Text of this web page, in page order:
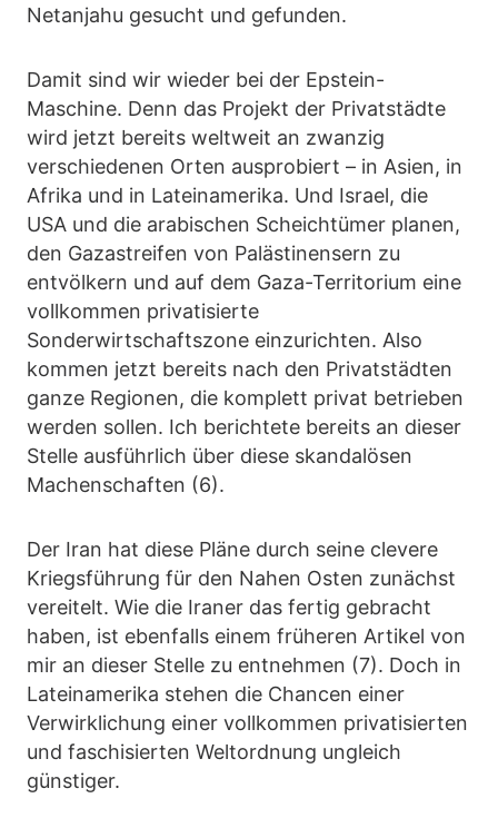
Netanjahu gesucht und gefunden.
Damit sind wir wieder bei der Epstein-
Maschine. Denn das Projekt der Privatstädte
wird jetzt bereits weltweit an zwanzig
verschiedenen Orten ausprobiert – in Asien, in
Afrika und in Lateinamerika. Und Israel, die
USA und die arabischen Scheichtümer planen,
den Gazastreifen von Palästinensern zu
entvölkern und auf dem Gaza-Territorium eine
vollkommen privatisierte
Sonderwirtschaftszone einzurichten. Also
kommen jetzt bereits nach den Privatstädten
ganze Regionen, die komplett privat betrieben
werden sollen. Ich berichtete bereits an dieser
Stelle ausführlich über diese skandalösen
Machenschaften (6).
Der Iran hat diese Pläne durch seine clevere
Kriegsführung für den Nahen Osten zunächst
vereitelt. Wie die Iraner das fertig gebracht
haben, ist ebenfalls einem früheren Artikel von
mir an dieser Stelle zu entnehmen (7). Doch in
Lateinamerika stehen die Chancen einer
Verwirklichung einer vollkommen privatisierten
und faschisierten Weltordnung ungleich
günstiger.